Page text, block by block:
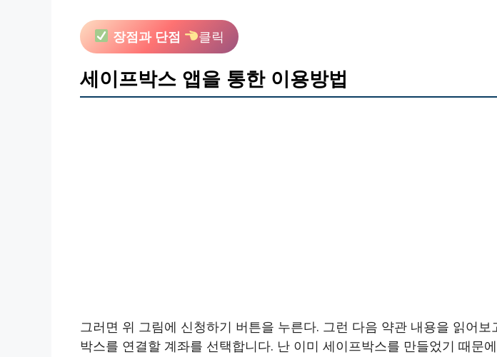
장점과 단점 클릭
세이프박스 앱을 통한 이용방법
그러면 위 그림에 신청하기 버튼을 누른다. 그런 다음 약관 내용을 읽어보
박스를 연결할 계좌를 선택합니다. 난 이미 세이프박스를 만들었기 때문